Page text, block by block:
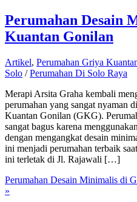
Perumahan Desain
Kuantan Gonilan
Artikel, Perumahan Griya
Solo /Perumahan Di Solo Raya
Merapi Arsita Graha kembali
perumahan yang sangat nyaman
Kuantan Gonilan (GKG).
sangat bagus karena
dengan mengangkat desain
ini menjadi perumahan terbaik
ini terletak di Jl. Rajawali […]
Perumahan Desain Minimalis di
»